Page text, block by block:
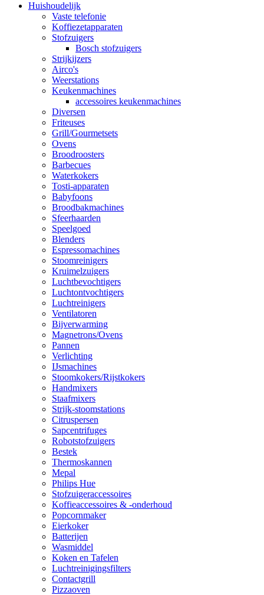
Huishoudelijk
Vaste telefonie
Koffiezetapparaten
Stofzuigers
Bosch stofzuigers
Strijkijzers
Airco's
Weerstations
Keukenmachines
accessoires keukenmachines
Diversen
Friteuses
Grill/Gourmetsets
Ovens
Broodroosters
Barbecues
Waterkokers
Tosti-apparaten
Babyfoons
Broodbakmachines
Sfeerhaarden
Speelgoed
Blenders
Espressomachines
Stoomreinigers
Kruimelzuigers
Luchtbevochtigers
Luchtontvochtigers
Luchtreinigers
Ventilatoren
Bijverwarming
Magnetrons/Ovens
Pannen
Verlichting
IJsmachines
Stoomkokers/Rijstkokers
Handmixers
Staafmixers
Strijk-stoomstations
Citruspersen
Sapcentrifuges
Robotstofzuigers
Bestek
Thermoskannen
Mepal
Philips Hue
Stofzuigeraccessoires
Koffieaccessoires & -onderhoud
Popcornmaker
Eierkoker
Batterijen
Wasmiddel
Koken en Tafelen
Luchtreinigingsfilters
Contactgrill
Pizzaoven